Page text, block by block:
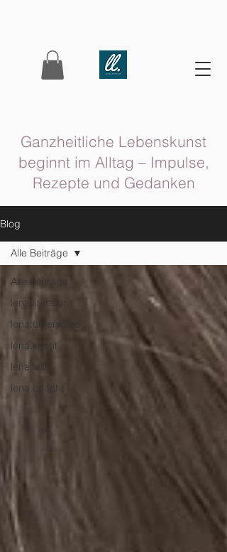
Ganzheitliche Lebenskunst
beginnt im Alltag – Impulse,
Rezepte und Gedanken
Blog
Alle Beiträge
lena.literatur
lena.unterwegs
lena.kocht
lena.lebt
lena.coacht
Alle Beiträge